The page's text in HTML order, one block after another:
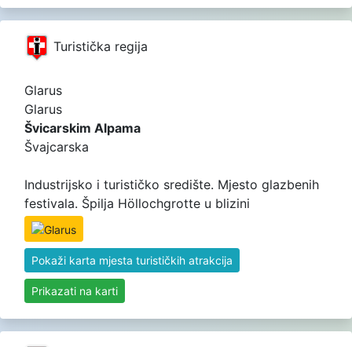
Turistička regija
Glarus
Glarus
Švicarskim Alpama
Švajcarska
Industrijsko i turističko središte. Mjesto glazbenih
festivala. Špilja Höllochgrotte u blizini
Pokaži karta mjesta turističkih atrakcija
Prikazati na karti